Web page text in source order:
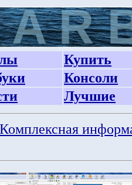
Купить
Консоли
Лучшие
Комплексная